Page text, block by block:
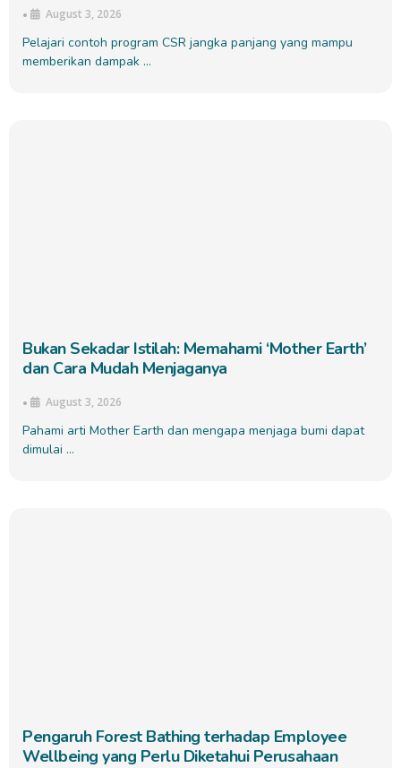
• August 3, 2026
Pelajari contoh program CSR jangka panjang yang mampu
memberikan dampak …
Bukan Sekadar Istilah: Memahami ‘Mother Earth’
dan Cara Mudah Menjaganya
• August 3, 2026
Pahami arti Mother Earth dan mengapa menjaga bumi dapat
dimulai …
Pengaruh Forest Bathing terhadap Employee
Wellbeing yang Perlu Diketahui Perusahaan